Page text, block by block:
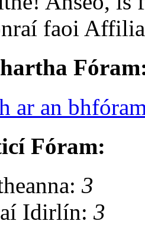
faoi
ar an
Fóram:
3
Idirlín: 3